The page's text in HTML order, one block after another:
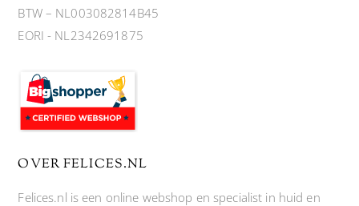
BTW – NL003082814B45
EORI - NL2342691875
OVER FELICES.NL
Felices.nl is een online webshop en specialist in huid en